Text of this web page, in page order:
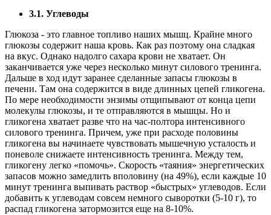
3.1. Углеводы
Глюкоза - это главное топливо наших мышц. Крайне много
глюкозы содержит наша кровь. Как раз поэтому она сладкая
на вкус. Однако надолго сахара крови не хватает. Он
заканчивается уже через несколько минут силового тренинга.
Дальше в ход идут заранее сделанные запасы глюкозы в
печени. Там она содержится в виде длинных цепей гликогена.
По мере необходимости энзимы отщипывают от конца цепи
молекулы глюкозы, и те отправляются в мышцы. Но и
гликогена хватает разве что на час-полтора интенсивного
силового тренинга. Причем, уже при расходе половины
гликогена вы начинаете чувствовать мышечную усталость и
поневоле снижаете интенсивность тренинга. Между тем,
гликогену легко «помочь». Скорость «таяния» энергетических
запасов можно замедлить вполовину (на 49%), если каждые 10
минут тренинга выпивать раствор «быстрых» углеводов. Если
добавить к углеводам совсем немного сыворотки (5-10 г), то
распад гликогена затормозится еще на 8-10%.